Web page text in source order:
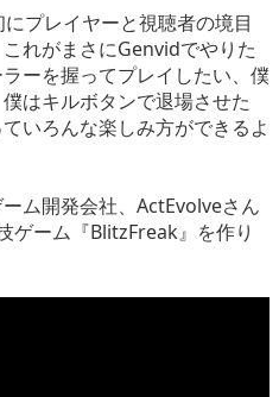
プレイヤーと視聴者の境目
れがまさにGenvidでやりた
ーを握ってプレイしたい、僕
はキルボタンで退場させた
いろんな楽しみ方ができるよ
ム開発会社、ActEvolveさん
ゲーム『BlitzFreak』を作り